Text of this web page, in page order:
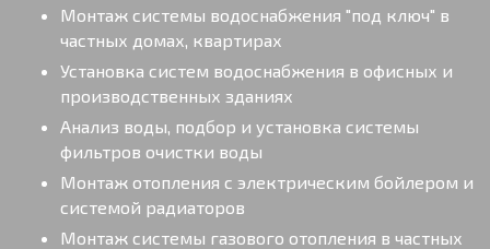
Монтаж системы водоснабжения "под ключ" в
частных домах, квартирах
Установка систем водоснабжения в офисных и
производственных зданиях
Анализ воды, подбор и установка системы
фильтров очистки воды
Монтаж отопления с электрическим бойлером и
системой радиаторов
Монтаж системы газового отопления в частных